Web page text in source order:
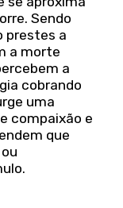
Sendo
prestes a
a morte
a
cobrando
uma
compaixão e
que